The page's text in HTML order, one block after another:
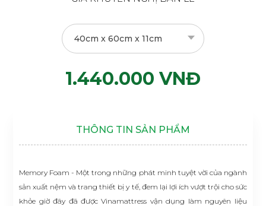
40cm x 60cm x 11cm
1.440.000 VNĐ
THÔNG TIN SẢN PHẨM
Memory Foam - Một trong những phát minh tuyệt vời của ngành
sản xuất nệm và trang thiết bị y tế, đem lại lợi ích vượt trội cho sức
khỏe giờ đây đã được Vinamattress vận dụng làm nguyên liệu